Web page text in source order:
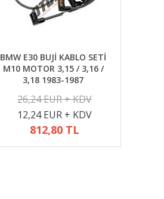
BMW E30 BUJİ KABLO SETİ
M10 MOTOR 3,15 / 3,16 /
3,18 1983-1987
26,24 EUR + KDV
12,24 EUR + KDV
812,80 TL